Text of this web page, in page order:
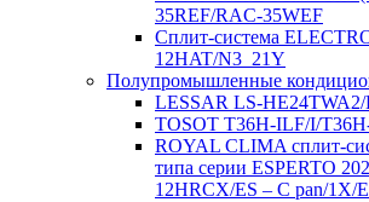
35REF/RAC-35WEF
Сплит-система
12HAT/N3_21Y
Полупромышленные
LESSAR LS-
TOSOT T36H-ILF/I/
ROYAL CLIMA сплит-
типа серии ESPERTO
12HRCX/ES – C pan/1X/